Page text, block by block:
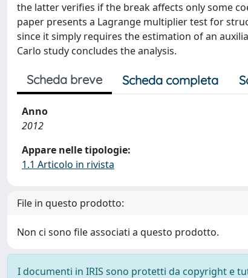
the latter verifies if the break affects only some
paper presents a Lagrange multiplier test for
since it simply requires the estimation of an
Carlo study concludes the analysis.
Scheda breve Scheda completa
Anno
2012
Appare nelle tipologie:
1.1 Articolo in rivista
File in questo prodotto:
Non ci sono file associati a questo prodotto.
I documenti in IRIS sono protetti da copyright e